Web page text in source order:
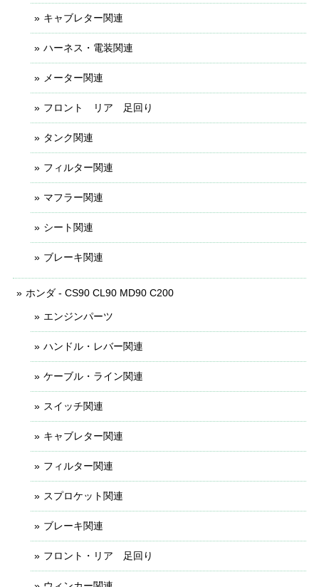
キャブレター関連
ハーネス・電装関連
メーター関連
フロント リア 足回り
タンク関連
フィルター関連
マフラー関連
シート関連
ブレーキ関連
ホンダ - CS90 CL90 MD90 C200
エンジンパーツ
ハンドル・レバー関連
ケーブル・ライン関連
スイッチ関連
キャブレター関連
フィルター関連
スプロケット関連
ブレーキ関連
フロント・リア 足回り